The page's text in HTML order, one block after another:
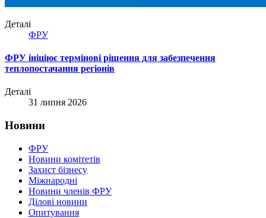
Деталі
ФРУ
ФРУ ініціює термінові рішення для забезпечення
теплопостачання регіонів
Деталі
31 липня 2026
Новини
ФРУ
Новини комітетів
Захист бізнесу
Міжнародні
Новини членів ФРУ
Ділові новини
Опитування